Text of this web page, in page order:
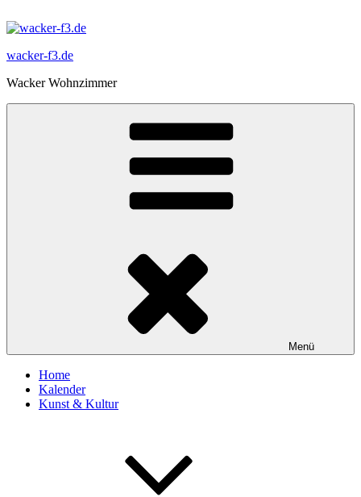
Inhalt
wacker-f3.de
Wacker Wohnzimmer
Menü
Home
Kalender
Kunst & Kultur